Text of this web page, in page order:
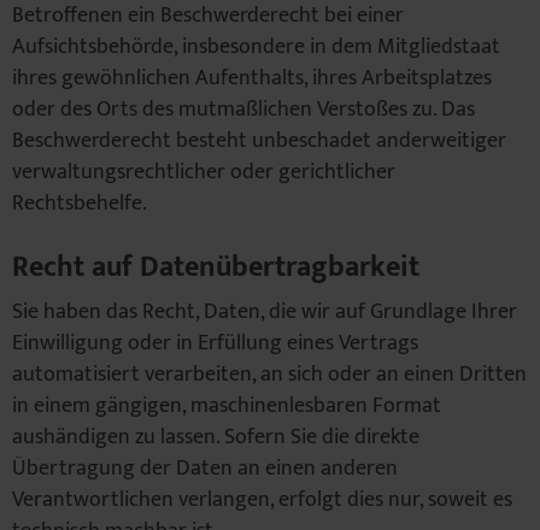
Betroffenen ein Beschwerderecht bei einer
Aufsichtsbehörde, insbesondere in dem Mitgliedstaat
ihres gewöhnlichen Aufenthalts, ihres Arbeitsplatzes
oder des Orts des mutmaßlichen Verstoßes zu. Das
Beschwerderecht besteht unbeschadet anderweitiger
verwaltungsrechtlicher oder gerichtlicher
Rechtsbehelfe.
Recht auf Datenübertragbarkeit
Sie haben das Recht, Daten, die wir auf Grundlage Ihrer
Einwilligung oder in Erfüllung eines Vertrags
automatisiert verarbeiten, an sich oder an einen Dritten
in einem gängigen, maschinenlesbaren Format
aushändigen zu lassen. Sofern Sie die direkte
Übertragung der Daten an einen anderen
Verantwortlichen verlangen, erfolgt dies nur, soweit es